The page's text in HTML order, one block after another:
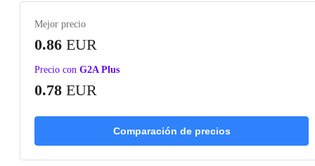
Mejor precio
0.86 EUR
Precio con G2A Plus
0.78 EUR
Comparación de precios